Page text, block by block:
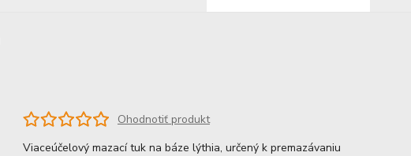
Ohodnotiť produkt
Viaceúčelový mazací tuk na báze lýthia, určený k premazávaniu